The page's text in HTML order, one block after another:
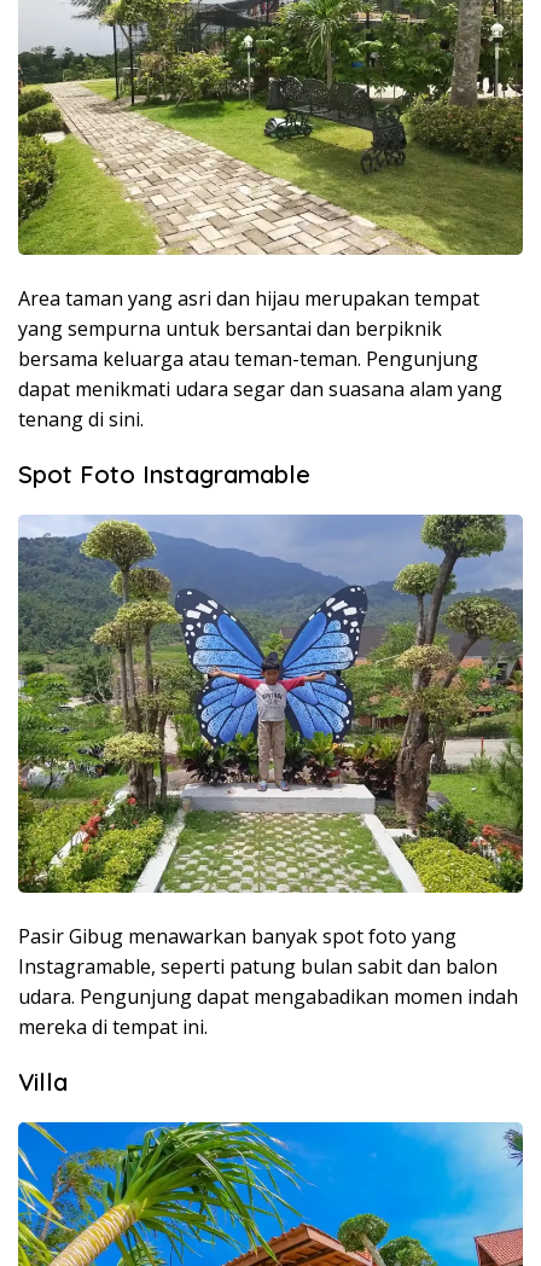
Area taman yang asri dan hijau merupakan tempat
yang sempurna untuk bersantai dan berpiknik
bersama keluarga atau teman-teman. Pengunjung
dapat menikmati udara segar dan suasana alam yang
tenang di sini.
Spot Foto Instagramable
Pasir Gibug menawarkan banyak spot foto yang
Instagramable, seperti patung bulan sabit dan balon
udara. Pengunjung dapat mengabadikan momen indah
mereka di tempat ini.
Villa